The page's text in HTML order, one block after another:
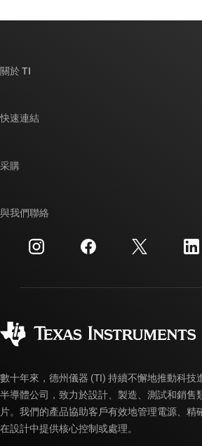
關於 TI
投資人關系
製造
快速連結
交互參考搜索
客戶支援中心
myTI 帳戶常見問題解答
采購
訂購 FAQ
與我們聯絡
數十年來，德州儀器 (TI) 持續不懈地推動科技
半導體公司，致力於設計、製造、測試和銷售
片。我們的產品協助客戶有效地管理電源、精
在設計中提供核心控制或處理。